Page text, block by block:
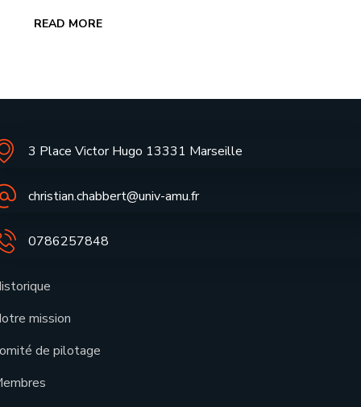
READ MORE
3 Place Victor Hugo 13331 Marseille
christian.chabbert@univ-amu.fr
0786257848
mission
de pilotage